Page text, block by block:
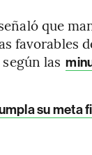
que
favorables
las
su meta